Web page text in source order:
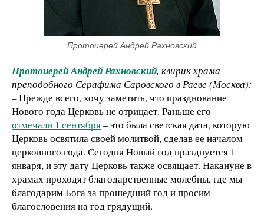
Протоиерей Андрей Рахновский
Протоиерей Андрей Рахновский, клирик храма
преподобного Серафима Саровского в Раеве (Москва):
– Прежде всего, хочу заметить, что празднование
Нового года Церковь не отрицает. Раньше его
отмечали 1 сентября– это была светская дата, которую
Церковь освятила своей молитвой, сделав ее началом
церковного года. Сегодня Новый год празднуется 1
января, и эту дату Церковь также освящает. Накануне в
храмах проходят благодарственные молебны, где мы
благодарим Бога за прошедший год и просим
благословения на год грядущий.